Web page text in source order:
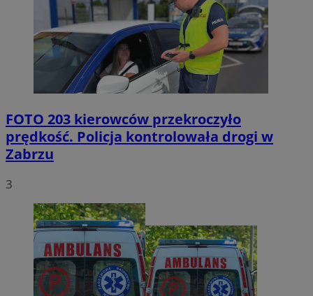
FOTO 203 kierowców przekroczyło
prędkość. Policja kontrolowała drogi w
Zabrzu
3